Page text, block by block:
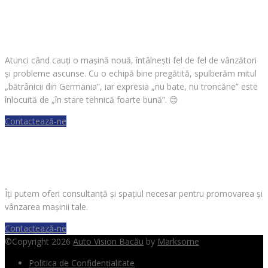
Atunci când cauți o mașină nouă, întâlnești fel de fel de vânzători
și probleme ascunse. Cu o echipă bine pregătită, spulberăm mitul
„bătrânicii din Germania”, iar expresia „nu bate, nu troncăne” este
înlocuită de „în stare tehnică foarte bună”. 😊
Contactează-ne
Îți putem oferi consultanță și spațiul necesar pentru promovarea și
vânzarea mașinii tale.
Contactează-ne
©Copyright 2026 Auto Vision Bacău by Marksome
Politica de Confidențialitate